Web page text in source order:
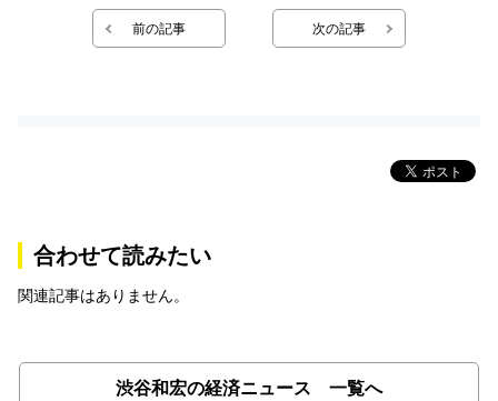
前の記事 次の記事
合わせて読みたい
関連記事はありません。
渋谷和宏の経済ニュース 一覧へ